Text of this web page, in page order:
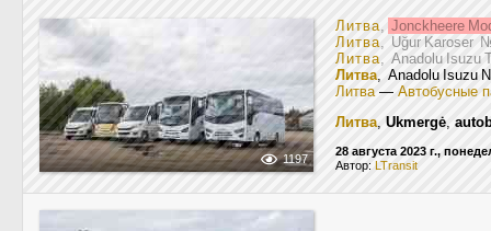
1197
Литва, Jonckheere
Литва, Uğur Karoser
Литва, Anadolu Isuzu
Литва, Anadolu Isuzu
Литва— Автобусные
Литва, Ukmergė,
28 августа 2023 г.,
Автор: LTransit